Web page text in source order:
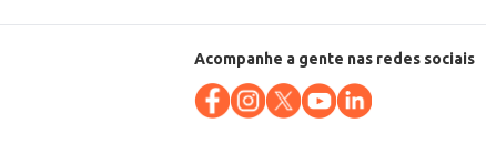
Acompanhe a gente nas redes sociais